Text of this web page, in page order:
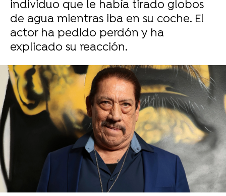
individuo que le había tirado globos
de agua mientras iba en su coche. El
actor ha pedido perdón y ha
explicado su reacción.
Foto: Getty Images
Miguel Toba
Publicado: 07 de julio de 2024, 18:16